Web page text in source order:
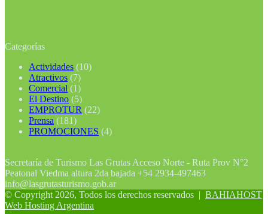
Categorías
Actividades (10)
Atractivos (7)
Comercial (1)
El Destino (5)
EMPROTUR (22)
Prensa (181)
PROMOCIONES (4)
Secretaría de Turismo Las Grutas Acceso Norte - Ruta Prov N°2
Peatonal Viedma altura 2da bajada +54 2934-497463
info@lasgrutasturismo.gob.ar
© Copyright 2026, Todos los derechos reservados | BAHIAHOST
Web Hosting Argentina